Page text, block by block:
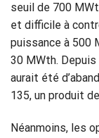
seuil de 700
et difficile à
puissance à 500
30 MWth.
aurait été
135, un produit
Néanmoins, les